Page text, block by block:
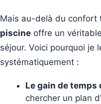
Mais au-delà du confort
piscine offre un
séjour. Voici pourquoi je
systématiquement :
Le gain de temps
chercher un plan